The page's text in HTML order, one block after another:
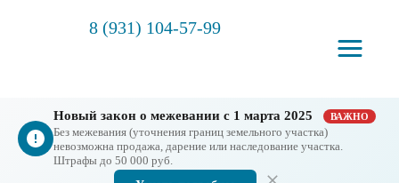
8 (931) 104-57-99
Новый закон о межевании с 1 марта 2025 ВАЖНО
Без межевания (уточнения границ земельного участка)
невозможна продажа, дарение или наследование участка.
Штрафы до 50 000 руб.